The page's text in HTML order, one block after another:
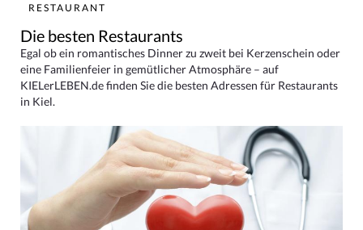
RESTAURANT
Die besten Restaurants
Egal ob ein romantisches Dinner zu zweit bei Kerzenschein oder
eine Familienfeier in gemütlicher Atmosphäre – auf
KIELerLEBEN.de finden Sie die besten Adressen für Restaurants
in Kiel.